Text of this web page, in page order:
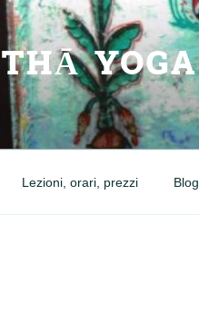
YOGA
Lezioni, orari, prezzi Blog